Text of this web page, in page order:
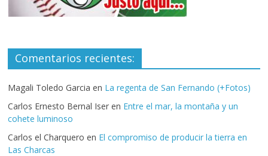
Comentarios recientes:
Magali Toledo Garcia en La regenta de San Fernando (+Fotos)
Carlos Ernesto Bernal Iser en Entre el mar, la montaña y un
cohete luminoso
Carlos el Charquero en El compromiso de producir la tierra en
Las Charcas